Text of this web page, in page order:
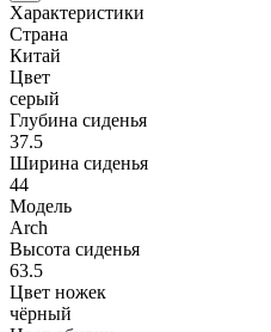
Характеристики
Страна
Китай
Цвет
серый
Глубина сиденья
37.5
Ширина сиденья
44
Модель
Arch
Высота сиденья
63.5
Цвет ножек
чёрный